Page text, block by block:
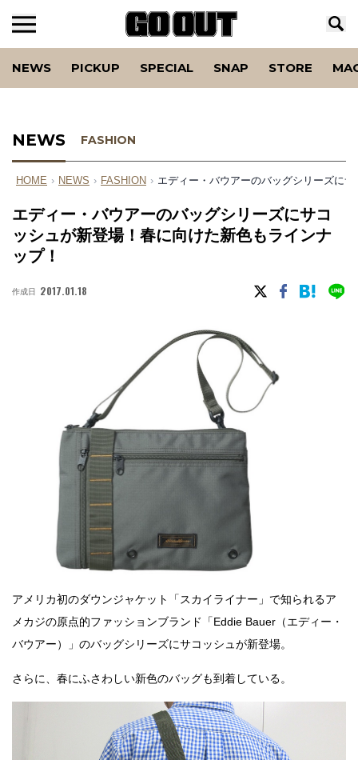
NEWS PICKUP SPECIAL SNAP STORE
NEWS FASHION
HOME › NEWS › FASHION › エディー・バウアーのバッグシリーズに
エディー・バウアーのバッグシリーズにサコ
ッシュが新登場！春に向けた新色もラインナ
ップ！
作成日 2017.01.18
アメリカ初のダウンジャケット「スカイライナー」で知られるア
メカジの原点的ファッションブランド「Eddie Bauer（エディー・
バウアー）」のバッグシリーズにサコッシュが新登場。
さらに、春にふさわしい新色のバッグも到着している。